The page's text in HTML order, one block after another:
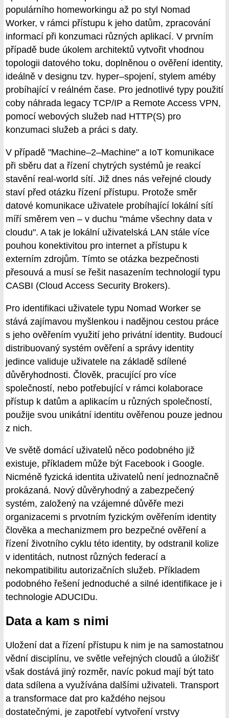
populárního homeworkingu až po styl Nomad
Worker, v rámci přístupu k jeho datům, zpracování
informací při konzumaci různých aplikací. V prvním
případě bude úkolem architektů vytvořit vhodnou
topologii datového toku, doplněnou o ověření identity,
ideálně v designu tzv. hyper–spojení, stylem améby
probíhající v reálném čase. Pro jednotlivé typy použití
coby náhrada legacy TCP/IP a Remote Access VPN,
pomocí webových služeb nad HTTP(S) pro
konzumaci služeb a práci s daty.
V případě "Machine–2–Machine" a IoT komunikace
při sběru dat a řízení chytrých systémů je reakcí
stavění real-world sítí. Již dnes nás veřejné cloudy
staví před otázku řízení přístupu. Protože směr
datové komunikace uživatele probíhající lokální sítí
míří směrem ven – v duchu "máme všechny data v
cloudu". A tak je lokální uživatelská LAN stále více
pouhou konektivitou pro internet a přístupu k
externím zdrojům. Tímto se otázka bezpečnosti
přesouvá a musí se řešit nasazením technologií typu
CASBI (Cloud Access Security Brokers).
Pro identifikaci uživatele typu Nomad Worker se
stává zajímavou myšlenkou i nadějnou cestou práce
s jeho ověřením využití jeho privátní identity. Budoucí
distribuovaný systém ověření a správy identity
jedince validuje uživatele na základě sdílené
důvěryhodnosti. Člověk, pracující pro více
společností, nebo potřebující v rámci kolaborace
přístup k datům a aplikacím u různých společností,
použije svou unikátní identitu ověřenou pouze jednou
z nich.
Ve světě domácí uživatelů něco podobného již
existuje, příkladem může být Facebook i Google.
Nicméně fyzická identita uživatelů není jednoznačně
prokázaná. Nový důvěryhodný a zabezpečený
systém, založený na vzájemné důvěře mezi
organizacemi s prvotním fyzickým ověřením identity
člověka a mechanizmem pro bezpečné ověření a
řízení životního cyklu této identity, by odstranil kolize
v identitách, nutnost různých federací a
nekompatibilitu autorizačních služeb. Příkladem
podobného řešení jednoduché a silné identifikace je i
technologie ADUCIDu.
Data a kam s nimi
Uložení dat a řízení přístupu k nim je na samostatnou
vědní disciplínu, ve světle veřejných cloudů a úložišť
však dostává jiný rozměr, navíc pokud mají být tato
data sdílena a využívána dalšími uživateli. Transport
a transformace dat pro každého nejsou
dostatečnými, je zapotřebí vytvoření vrstvy